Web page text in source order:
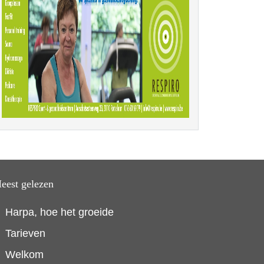
gelezen
Harpa, hoe het groeide
Tarieven
Welkom